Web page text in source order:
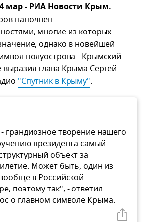
- РИА Новости Крым.
наполнен
многие из которых
однако в новейшей
полуострова - Крымский
выразил глава Крыма Сергей
"Спутник в Крыму".
грандиозное творение нашего
президента самый
объект за
Может быть, один из
в Российской
поэтому так", - ответил
о главном символе Крыма.